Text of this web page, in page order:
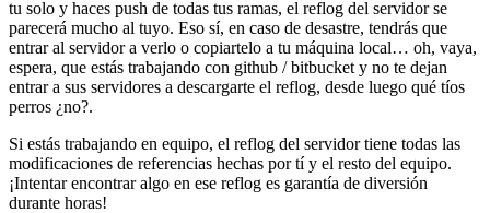
tu solo y haces push de todas tus ramas, el reflog del servidor se
parecerá mucho al tuyo. Eso sí, en caso de desastre, tendrás que
entrar al servidor a verlo o copiartelo a tu máquina local… oh, vaya,
espera, que estás trabajando con github / bitbucket y no te dejan
entrar a sus servidores a descargarte el reflog, desde luego qué tíos
perros ¿no?.
Si estás trabajando en equipo, el reflog del servidor tiene todas las
modificaciones de referencias hechas por tí y el resto del equipo.
¡Intentar encontrar algo en ese reflog es garantía de diversión
durante horas!